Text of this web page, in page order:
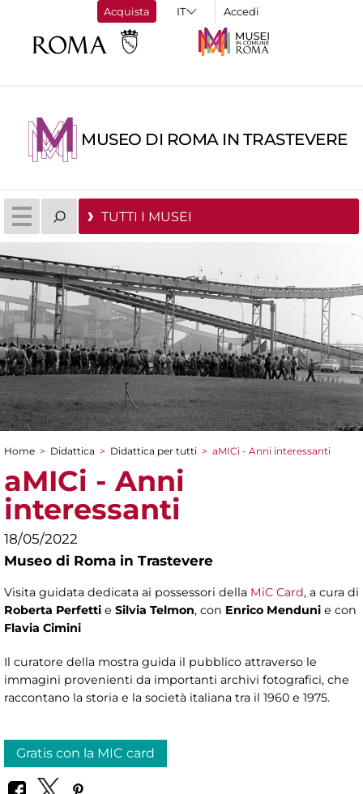
Acquista Accedi
MUSEO DI ROMA IN TRASTEVERE
TUTTI I MUSEI
Tu sei qui
Home > Didattica > Didattica per tutti > aMICi - Anni interessanti
aMICi - Anni
interessanti
18/05/2022
Museo di Roma in Trastevere
Visita guidata dedicata ai possessori della MiC Card, a cura di
Roberta Perfetti e Silvia Telmon, con Enrico Menduni e con
Flavia Cimini
Il curatore della mostra guida il pubblico attraverso le
immagini provenienti da importanti archivi fotografici, che
raccontano la storia e la società italiana tra il 1960 e 1975.
Gratis con la MIC card